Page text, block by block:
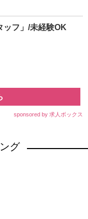
ッフ」/未経験OK
sponsored by 求人ボックス
グ